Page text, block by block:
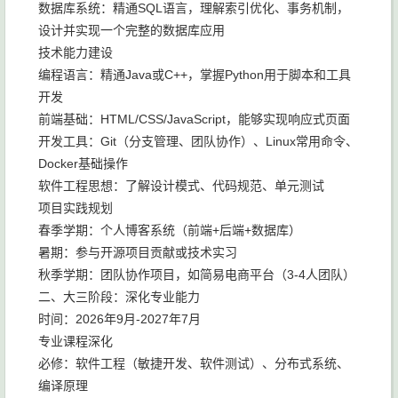
数据库系统：精通SQL语言，理解索引优化、事务机制，
设计并实现一个完整的数据库应用
技术能力建设
编程语言：精通Java或C++，掌握Python用于脚本和工具
开发
前端基础：HTML/CSS/JavaScript，能够实现响应式页面
开发工具：Git（分支管理、团队协作）、Linux常用命令、
Docker基础操作
软件工程思想：了解设计模式、代码规范、单元测试
项目实践规划
春季学期：个人博客系统（前端+后端+数据库）
暑期：参与开源项目贡献或技术实习
秋季学期：团队协作项目，如简易电商平台（3-4人团队）
二、大三阶段：深化专业能力
时间：2026年9月-2027年7月
专业课程深化
必修：软件工程（敏捷开发、软件测试）、分布式系统、
编译原理